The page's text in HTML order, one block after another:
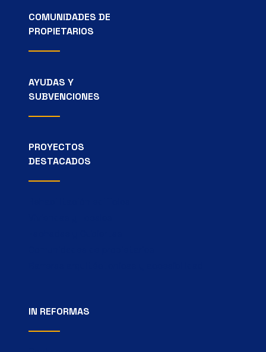
COMUNIDADES DE
PROPIETARIOS
AYUDAS Y
SUBVENCIONES
PROYECTOS
DESTACADOS
IN REFORMAS